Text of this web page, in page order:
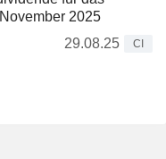
2025
29.08.25
CI